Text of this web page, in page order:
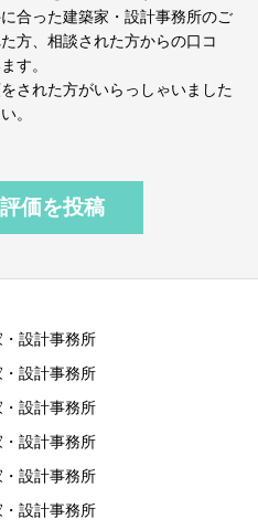
合った建築家・設計事務所のご
方、相談された方からの口コ
す。
された方がいらっしゃいました
。
価を投稿
設計事務所
設計事務所
設計事務所
設計事務所
設計事務所
設計事務所